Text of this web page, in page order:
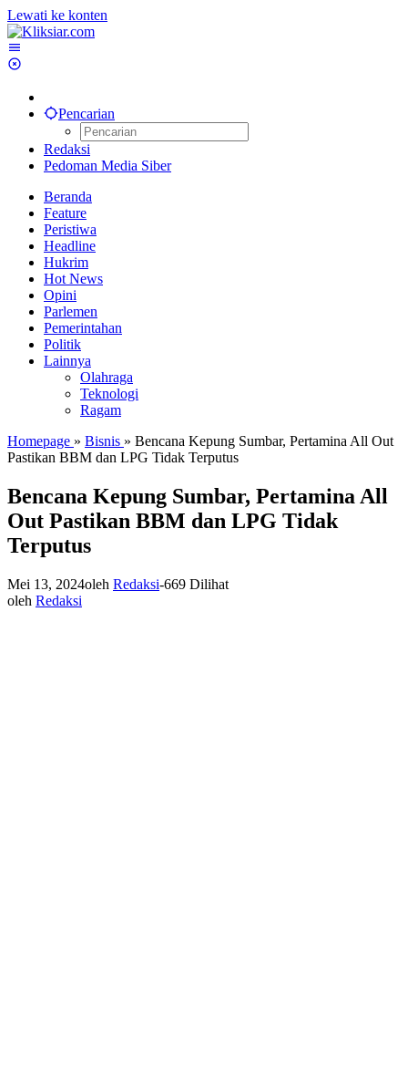
Lewati ke konten
Pencarian
Redaksi
Pedoman Media Siber
Beranda
Feature
Peristiwa
Headline
Hukrim
Hot News
Opini
Parlemen
Pemerintahan
Politik
Lainnya
Olahraga
Teknologi
Ragam
Homepage » Bisnis » Bencana Kepung Sumbar, Pertamina All Out
Pastikan BBM dan LPG Tidak Terputus
Bencana Kepung Sumbar, Pertamina All
Out Pastikan BBM dan LPG Tidak
Terputus
Mei 13, 2024oleh Redaksi-669 Dilihat
oleh Redaksi